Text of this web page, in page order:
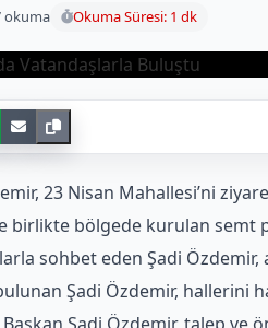
okuma Okuma Süresi: 1 dk
23 Nisan Mahallesi’ni
birlikte bölgede kurulan semt
sohbet eden Şadi Özdemir,
Şadi Özdemir, hallerini